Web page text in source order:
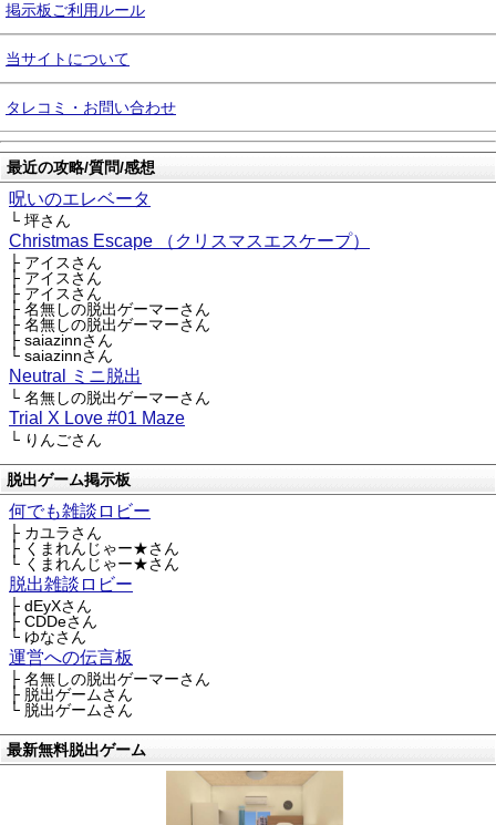
掲示板ご利用ルール
当サイトについて
タレコミ・お問い合わせ
最近の攻略/質問/感想
呪いのエレベータ
└ 坪さん
Christmas Escape （クリスマスエスケープ）
├ アイスさん
├ アイスさん
├ アイスさん
├ 名無しの脱出ゲーマーさん
├ 名無しの脱出ゲーマーさん
├ saiazinnさん
└ saiazinnさん
Neutral ミニ脱出
└ 名無しの脱出ゲーマーさん
Trial X Love #01 Maze
└ りんごさん
脱出ゲーム掲示板
何でも雑談ロビー
├ カユラさん
├ くまれんじゃー★さん
└ くまれんじゃー★さん
脱出雑談ロビー
├ dEyXさん
├ CDDeさん
└ ゆなさん
運営への伝言板
├ 名無しの脱出ゲーマーさん
├ 脱出ゲームさん
└ 脱出ゲームさん
最新無料脱出ゲーム